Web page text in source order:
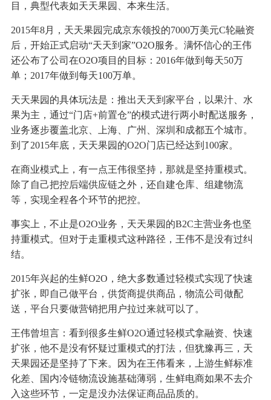
目，典型代表如天天果园、本来生活。
2015年8月，天天果园完成京东领投的7000万美元C轮融资
后，开始正式启动“天天到家”O2O服务。满怀信心的王伟
还公布了公司在O2O项目的目标：2016年做到每天50万
单；2017年做到每天100万单。
天天果园的具体玩法是：推出天天到家平台，以果汁、水
果为主，通过“门店+前置仓”的模式进行两小时配送服务，
业务逐步覆盖北京、上海、广州、深圳和成都五个城市。
到了2015年底，天天果园的O2O门店已经达到100家。
在商业模式上，有一点王伟很坚持，那就是坚持重模式。
除了自己把控后端供应链之外，还自建仓库、组建物流
等，实现全程各个环节的把控。
事实上，不止是O2O业务，天天果园的B2C主营业务也坚
持重模式。但对于走重模式这种路径，王伟不是没有过纠
结。
2015年兴起的生鲜O2O，绝大多数通过轻模式实现了快速
扩张，即自己做平台，供货商提供商品，物流公司做配
送，平台只要做营销把用户拉过来就可以了。
王伟曾坦言：看到很多生鲜O2O通过轻模式拿融资、快速
扩张，他不是没有怀疑过重模式的打法，但犹豫再三，天
天果园还是坚持了下来。因为在王伟看来，上游生鲜标准
化差、国内冷链物流设施基础薄弱，生鲜电商如果不去介
入这些环节，一定是没办法保证商品品质的。